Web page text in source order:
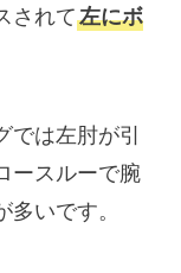
されて左にボ
は左肘が引
ースルーで腕
いです。